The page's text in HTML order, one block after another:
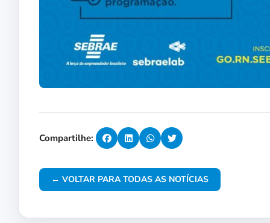
Compartilhe:
← VOLTAR PARA TODAS AS NOTÍCIAS